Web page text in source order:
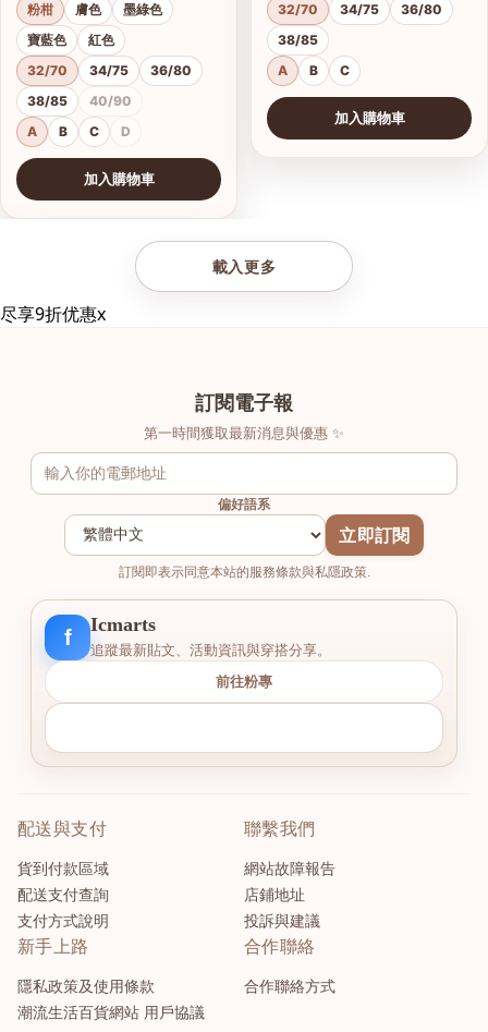
粉柑 膚色
墨綠色
寶藍色
紅色
32/70
34/75
36/80
38/85
40/90
A
B C D
加入購物車
32/70
34/75
36/80
38/85
A
B C
加入購物車
載入更多
尽享9折优惠x
訂閱電子報
第一時間獲取最新消息與優惠 ✨
偏好語系
立即訂閱
訂閱即表示同意本站的服務條款與私隱政策.
f
Icmarts
追蹤最新貼文、活動資訊與穿搭分享。
前往粉專
配送與支付
貨到付款區域
配送支付查詢
支付方式說明
聯繫我們
網站故障報告
店鋪地址
投訴與建議
新手上路
隱私政策及使用條款
潮流生活百貨網站 用戶協議
合作聯絡
合作聯絡方式